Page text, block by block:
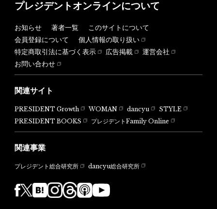
プレジデントオンラインについて
お知らせ 著者一覧
このサイトについて
会員登録について
個人情報の取り扱い
特定商取引法に基づく表示
広告掲載
運営会社
お問い合わせ
関連サイト
PRESIDENT Growth WOMAN dancyu
STYLE
PRESIDENT BOOKS
プレジデントFamily Online
関連事業
プレジデント総合研究所 dancyu総合研究所